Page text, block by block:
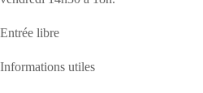
Entrée libre
Informations utiles